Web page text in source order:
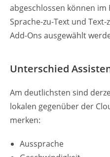
abgeschlossen können
Sprache-zu-Text und
Add-Ons ausgewählt
Unterschied
Am deutlichsten sind
lokalen gegenüber der
merken:
Aussprache